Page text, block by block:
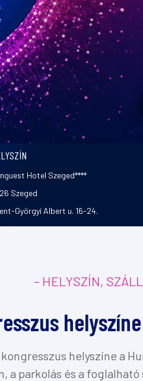
Hotel Szeged****
Szeged
Györgyi Albert u. 16-24.
– HELYSZÍN,
kongresszus helyszíne a
a parkolás és a